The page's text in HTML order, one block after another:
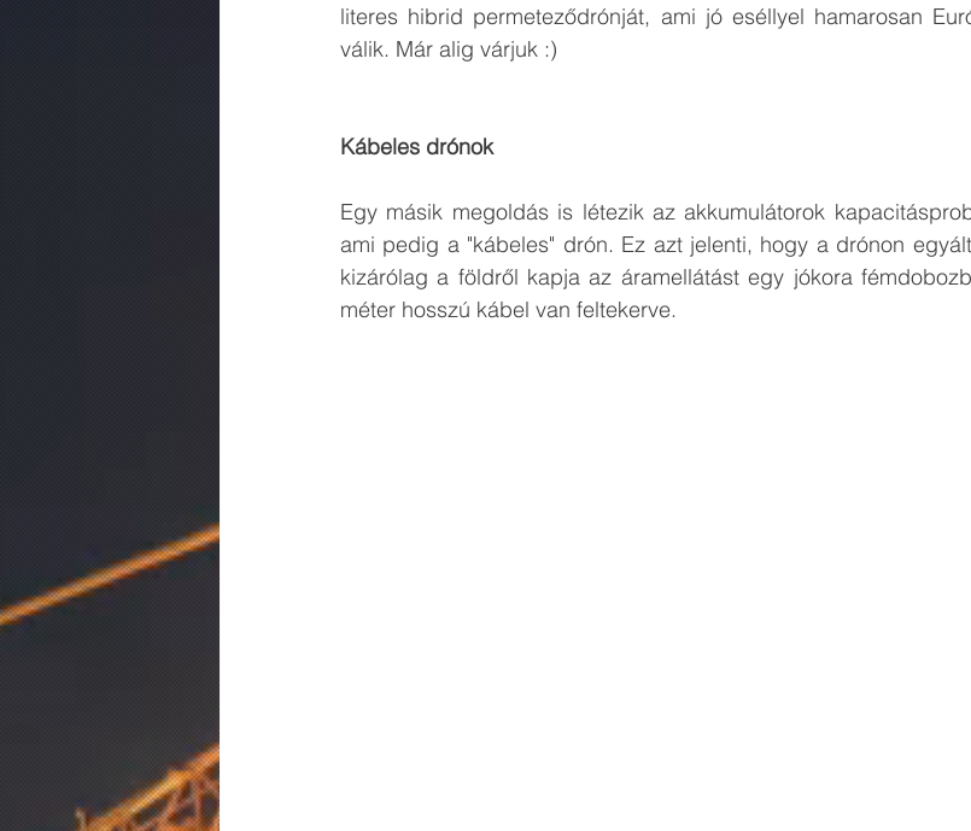
literes hibrid permeteződrónját, ami jó eséllyel hamarosan
válik. Már alig várjuk :)
Kábeles drónok
Egy másik megoldás is létezik az akkumulátorok
ami pedig a "kábeles" drón. Ez azt jelenti, hogy a drónon
kizárólag a földről kapja az áramellátást egy jókora
méter hosszú kábel van feltekerve.